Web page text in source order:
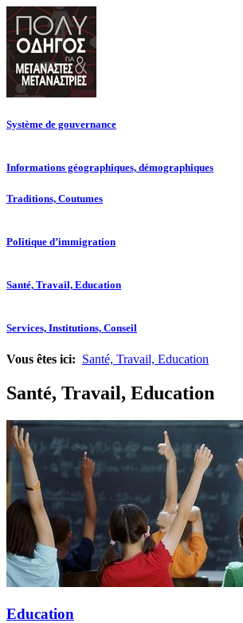
Système de gouvernance
Informations géographiques, démographiques
Traditions, Coutumes
Politique d’immigration
Santé, Travail, Education
Services, Institutions, Conseil
Vous êtes ici: Santé, Travail, Education
Santé, Travail, Education
Education